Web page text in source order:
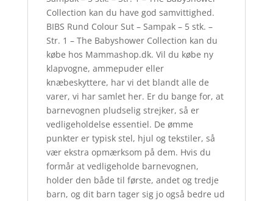
Collection kan du have god samvittighed.
BIBS Rund Colour Sut – Sampak – 5 stk. –
Str. 1 – The Babyshower Collection kan du
købe hos Mammashop.dk. Vil du købe ny
klapvogne, ammepuder eller
knæbeskyttere, har vi det blandt alle de
varer, vi har samlet her. Er du bange for, at
barnevognen pludselig strejker, så er
vedligeholdelse essentiel. De ømme
punkter er typisk stel, hjul og tekstiler, så
vær ekstra opmærksom på dem. Hvis du
formår at vedligeholde barnevognen,
holder den både til første, andet og tredje
barn, og dit barn tager sig jo også bedre ud